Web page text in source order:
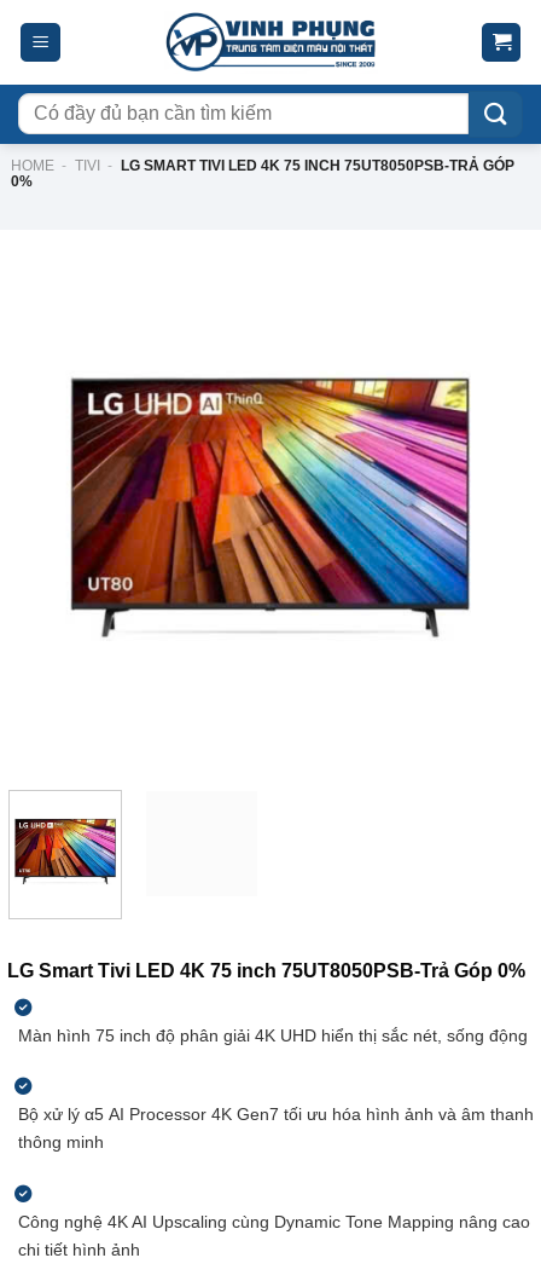
Tìm
kiếm:
HOME - TIVI -
LG SMART TIVI LED 4K 75 INCH 75UT8050PSB-TRẢ GÓP
0%
LG Smart Tivi LED 4K 75 inch 75UT8050PSB-Trả Góp 0%
Màn hình 75 inch độ phân giải 4K UHD hiển thị sắc nét, sống động
Bộ xử lý α5 AI Processor 4K Gen7 tối ưu hóa hình ảnh và âm thanh
thông minh
Công nghệ 4K AI Upscaling cùng Dynamic Tone Mapping nâng cao
chi tiết hình ảnh